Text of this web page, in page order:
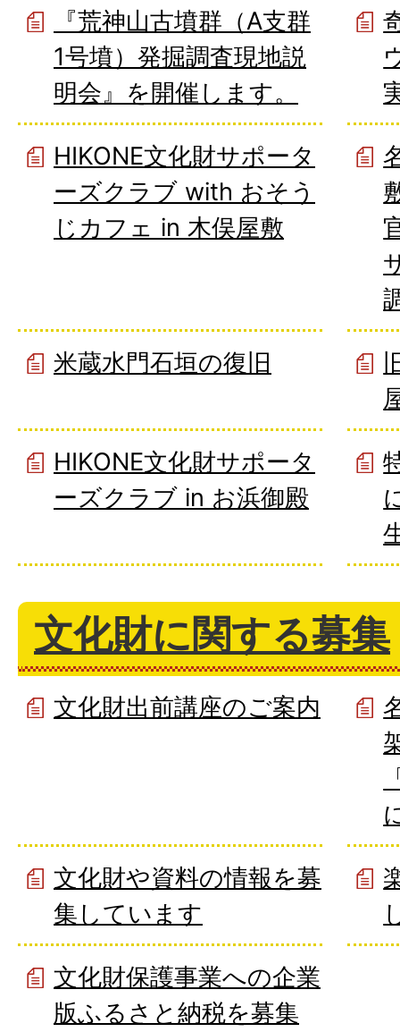
『荒神山古墳群（A支群
1号墳）発掘調査現地説
明会』を開催します。
HIKONE文化財サポータ
ーズクラブ with おそう
じカフェ in 木俣屋敷
米蔵水門石垣の復旧
HIKONE文化財サポータ
ーズクラブ in お浜御殿
文化財に関する募集
文化財出前講座のご案内
文化財や資料の情報を募
集しています
文化財保護事業への企業
版ふるさと納税を募集